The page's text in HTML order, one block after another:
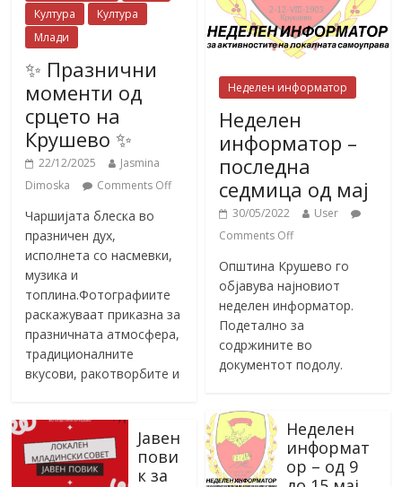
Култура
Култура
Млади
✨ Празнични
моменти од
срцето на
Крушево ✨
22/12/2025
Jasmina
Dimoska
Comments Off
Чаршијата блеска во
празничен дух,
исполнета со насмевки,
музика и
топлина.Фотографиите
раскажуваат приказна за
празничната атмосфера,
традиционалните
вкусови, ракотворбите и
Јавен
пови
к за
Неделен информатор
Неделен
информатор –
последна
седмица од мај
30/05/2022
User
Comments Off
Општина Крушево го
објавува најновиот
неделен информатор.
Подетално за
содржините во
документот подолу.
Неделен
информат
ор – од 9